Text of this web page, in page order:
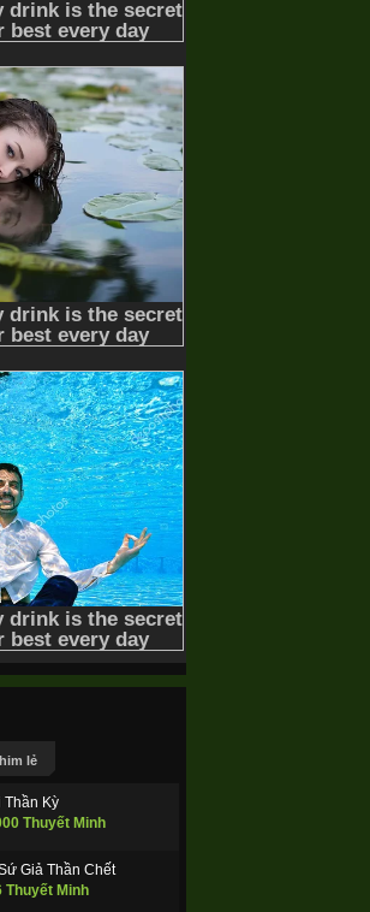
lẻ
Thần Kỳ
Thuyết Minh
Giả Thần Chết
Thuyết Minh